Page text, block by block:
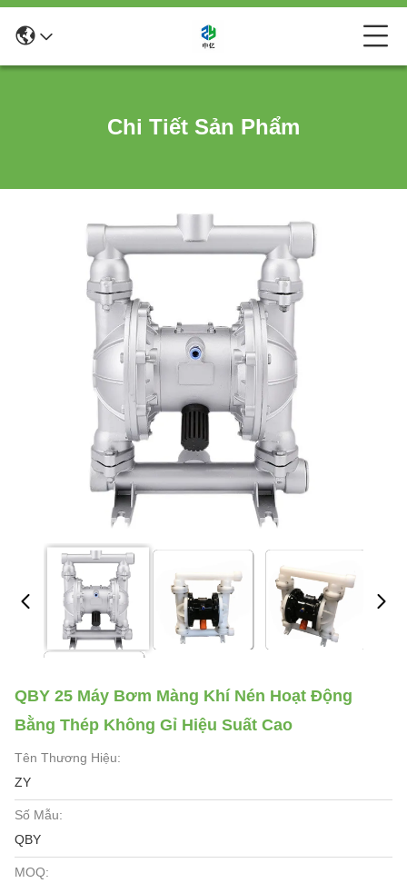
Chi Tiết Sản Phẩm
QBY 25 Máy Bơm Màng Khí Nén Hoạt Động
Bằng Thép Không Gỉ Hiệu Suất Cao
Tên Thương Hiệu:
ZY
Số Mẫu:
QBY
MOQ: